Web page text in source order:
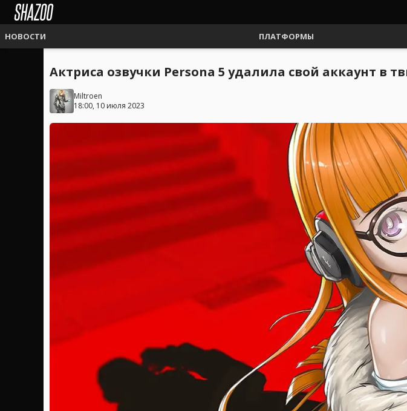
НОВОСТИ ПЛАТФОРМЫ
Актриса озвучки Persona 5 удалила свой аккаунт в
Miltroen
18:00, 10 июля 2023